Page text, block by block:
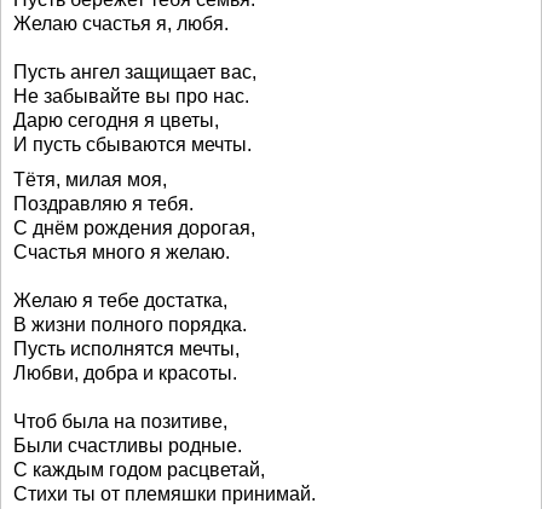
Желаю счастья я, любя.
Пусть ангел защищает вас,
Не забывайте вы про нас.
Дарю сегодня я цветы,
И пусть сбываются мечты.
Тётя, милая моя,
Поздравляю я тебя.
С днём рождения дорогая,
Счастья много я желаю.
Желаю я тебе достатка,
В жизни полного порядка.
Пусть исполнятся мечты,
Любви, добра и красоты.
Чтоб была на позитиве,
Были счастливы родные.
С каждым годом расцветай,
Стихи ты от племяшки принимай.